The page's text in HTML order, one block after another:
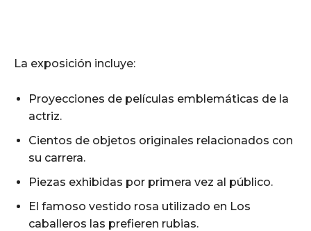
La exposición incluye:
Proyecciones de películas emblemáticas de la
actriz.
Cientos de objetos originales relacionados con
su carrera.
Piezas exhibidas por primera vez al público.
El famoso vestido rosa utilizado en Los
caballeros las prefieren rubias.